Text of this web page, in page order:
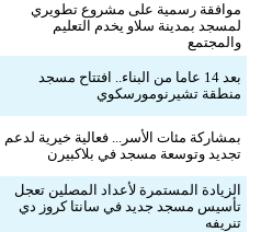
موافقة رسمية على مشروع تطويري
لمسجد بمدينة سلاو يخدم التعليم
والمجتمع
بعد 14 عاما من البناء.. افتتاح مسجد
منطقة تشيرنومورسكوي
بمشاركة مئات الأسر... فعالية خيرية لدعم
تجديد وتوسعة مسجد في بلاكبيرن
الزيادة المستمرة لأعداد المصلين تعجل
تأسيس مسجد جديد في سانتا كروز دي
تنريفه